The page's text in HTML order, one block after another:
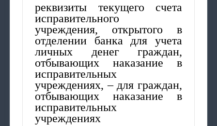
реквизиты текущего счета
исправительного
учреждения, открытого в
отделении банка для учета
личных денег граждан,
отбывающих наказание в
исправительных
учреждениях, – для граждан,
отбывающих наказание в
исправительных
учреждениях